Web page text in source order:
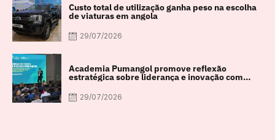
Custo total de utilização ganha peso na escolha
de viaturas em angola
29/07/2026
Academia Pumangol promove reflexão
estratégica sobre liderança e inovação com
especialista internacional Nadim Habib
29/07/2026